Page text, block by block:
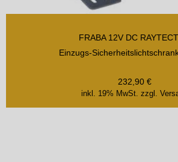
FRABA 12V DC
Einzugs-
inkl. 19% MwSt. zzgl.
232,90 €